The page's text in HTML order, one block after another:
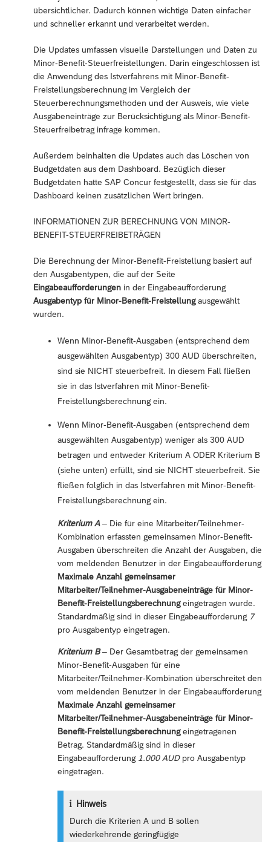
übersichtlicher. Dadurch können wichtige Daten einfacher
und schneller erkannt und verarbeitet werden.
Die Updates umfassen visuelle Darstellungen und Daten zu
Minor-Benefit-Steuerfreistellungen. Darin eingeschlossen ist
die Anwendung des Istverfahrens mit Minor-Benefit-
Freistellungsberechnung im Vergleich der
Steuerberechnungsmethoden und der Ausweis, wie viele
Ausgabeneinträge zur Berücksichtigung als Minor-Benefit-
Steuerfreibetrag infrage kommen.
Außerdem beinhalten die Updates auch das Löschen von
Budgetdaten aus dem Dashboard. Bezüglich dieser
Budgetdaten hatte SAP Concur festgestellt, dass sie für das
Dashboard keinen zusätzlichen Wert bringen.
INFORMATIONEN ZUR BERECHNUNG VON MINOR-
BENEFIT-STEUERFREIBETRÄGEN
Die Berechnung der Minor-Benefit-Freistellung basiert auf
den Ausgabentypen, die auf der Seite
Eingabeaufforderungen in der Eingabeaufforderung
Ausgabentyp für Minor-Benefit-Freistellungausgewählt
wurden.
Wenn Minor-Benefit-Ausgaben (entsprechend dem
ausgewählten Ausgabentyp) 300 AUD überschreiten,
sind sie NICHT steuerbefreit. In diesem Fall fließen
sie in das Istverfahren mit Minor-Benefit-
Freistellungsberechnung ein.
Wenn Minor-Benefit-Ausgaben (entsprechend dem
ausgewählten Ausgabentyp) weniger als 300 AUD
betragen und entweder Kriterium A ODER Kriterium B
(siehe unten) erfüllt, sind sie NICHT steuerbefreit. Sie
fließen folglich in das Istverfahren mit Minor-Benefit-
Freistellungsberechnung ein.
Kriterium A– Die für eine Mitarbeiter/Teilnehmer-
Kombination erfassten gemeinsamen Minor-Benefit-
Ausgaben überschreiten die Anzahl der Ausgaben, die
vom meldenden Benutzer in der Eingabeaufforderung
Maximale Anzahl gemeinsamer
Mitarbeiter/Teilnehmer-Ausgabeneinträge für Minor-
Benefit-Freistellungsberechnungeingetragen wurde.
Standardmäßig sind in dieser Eingabeaufforderung 7
pro Ausgabentyp eingetragen.
Kriterium B– Der Gesamtbetrag der gemeinsamen
Minor-Benefit-Ausgaben für eine
Mitarbeiter/Teilnehmer-Kombination überschreitet den
vom meldenden Benutzer in der Eingabeaufforderung
Maximale Anzahl gemeinsamer
Mitarbeiter/Teilnehmer-Ausgabeneinträge für Minor-
Benefit-Freistellungsberechnungeingetragenen
Betrag. Standardmäßig sind in dieser
Eingabeaufforderung 1.000 AUDpro Ausgabentyp
eingetragen.
Hinweis
Durch die Kriterien A und B sollen
wiederkehrende geringfügige